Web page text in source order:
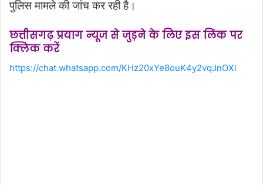
पुलिस मामले की जांच कर रही है।
छत्तीसगढ़ प्रयाग न्यूज से जुड़ने के लिए इस लिंक पर
क्लिक करें
https://chat.whatsapp.com/KHz20xYe8ouK4y2vqJnOXl